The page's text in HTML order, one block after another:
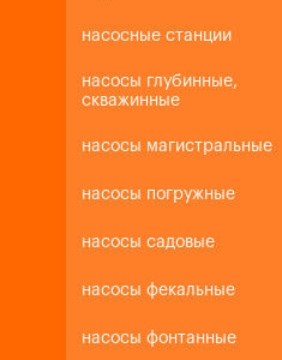
насосные станции
насосы глубинные,
скважинные
насосы магистральные
насосы погружные
насосы садовые
насосы фекальные
насосы фонтанные